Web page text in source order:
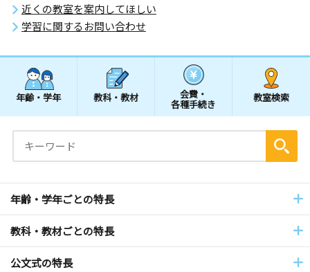
近くの教室を案内してほしい
学習に関するお問い合わせ
年齢・学年 教科・教材 会費・
各種手続き
教室検索
年齢・学年ごとの特長
教科・教材ごとの特長
公文式の特長